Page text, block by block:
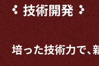
技術開発
培った技術力で